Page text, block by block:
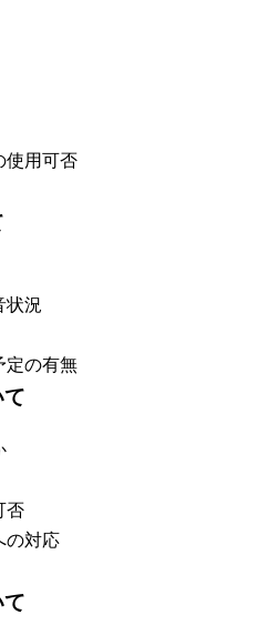
使用可否
状況
定の有無
否
の対応